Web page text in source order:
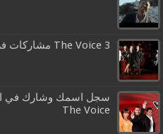
The Voice 3 مشاركات فريق كاظم الساهر ٢٠١٥
سجل اسمك وشارك في
The Voice